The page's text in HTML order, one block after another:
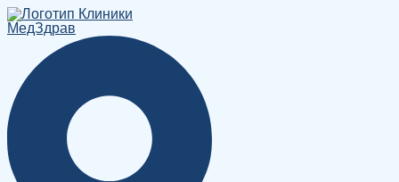
Перейти
к
содержимому